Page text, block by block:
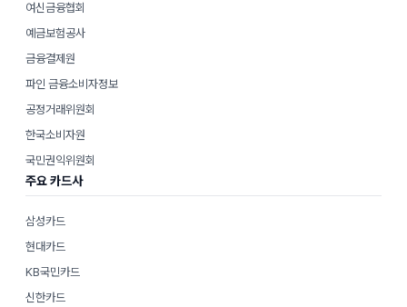
여신금융협회
예금보험공사
금융결제원
파인 금융소비자정보
공정거래위원회
한국소비자원
국민권익위원회
주요 카드사
삼성카드
현대카드
KB국민카드
신한카드